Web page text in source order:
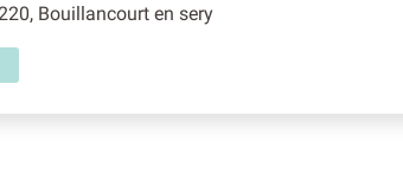
Bouillancourt en sery